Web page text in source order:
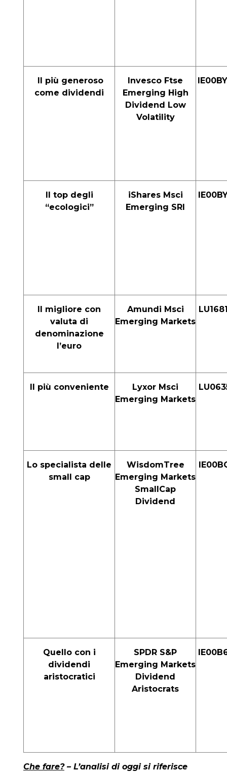
Il più generoso
come dividendi
Invesco Ftse
Emerging High
Dividend Low
Volatility
Il top degli
“ecologici”
iShares Msci
Emerging SRI
Il migliore con
valuta di
denominazione
l’euro
Amundi Msci
Emerging Markets
Il più conveniente
Lyxor Msci
Emerging Markets
Lo specialista delle
small cap
WisdomTree
Emerging Markets
SmallCap
Dividend
Quello con i
dividendi
aristocratici
SPDR S&P
Emerging Markets
Dividend
Aristocrats
Che fare?– L’analisi di oggi si riferisce